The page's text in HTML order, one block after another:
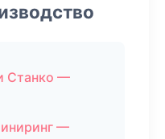
Станко —
—